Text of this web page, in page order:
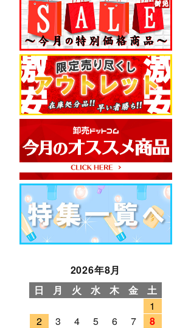
2026年8月
日
月 火 水 木 金
土
1
2
3 4 5 6 7
8